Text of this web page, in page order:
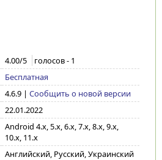
4.00/5 голосов - 1
Бесплатная
4.6.9| Сообщить о новой версии
22.01.2022
Android 4.x, 5.x, 6.x, 7.x, 8.x, 9.x,
10.x, 11.x
Английский, Русский, Украинский